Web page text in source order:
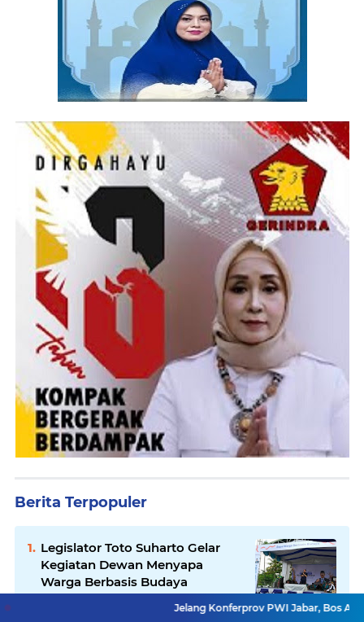
Berita Terpopuler
Legislator Toto Suharto Gelar
Kegiatan Dewan Menyapa
Warga Berbasis Budaya
Jelang Konferprov PWI Jabar, Bos Ayo Media